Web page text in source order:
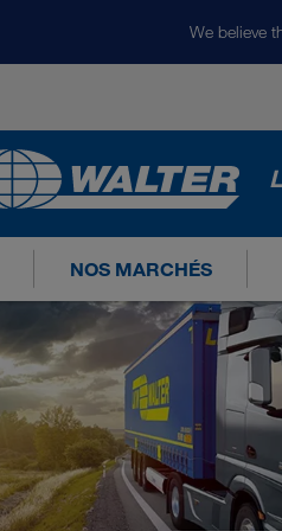
We believe
NOS MARCHÉS